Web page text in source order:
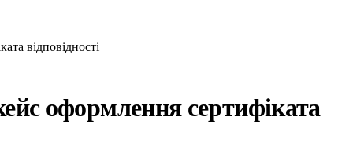
відповідності
оформлення сертифіката